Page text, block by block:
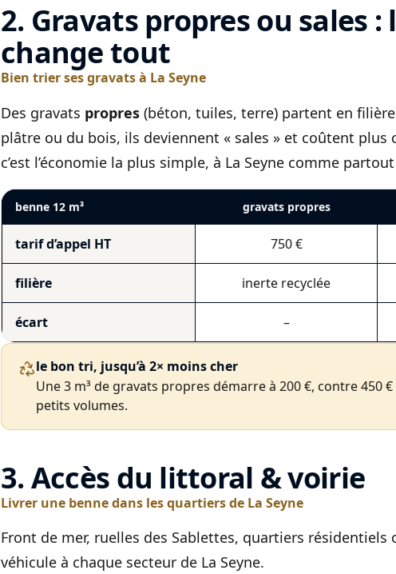
2. Gravats propres ou sales :
change tout
Bien trier ses gravats à La Seyne
Des gravats propres (béton, tuiles, terre) partent en
plâtre ou du bois, ils deviennent « sales » et coûtent plus
c’est l’économie la plus simple, à La Seyne comme
benne 12 m³ gravats propres
tarif d’appel HT 750 €
filière inerte recyclée
écart –
le bon tri, jusqu’à 2× moins cher
Une 3 m³ de gravats propres démarre à 200 €, contre 450
petits volumes.
3. Accès du littoral & voirie
Livrer une benne dans les quartiers de La Seyne
Front de mer, ruelles des Sablettes, quartiers
véhicule à chaque secteur de La Seyne.